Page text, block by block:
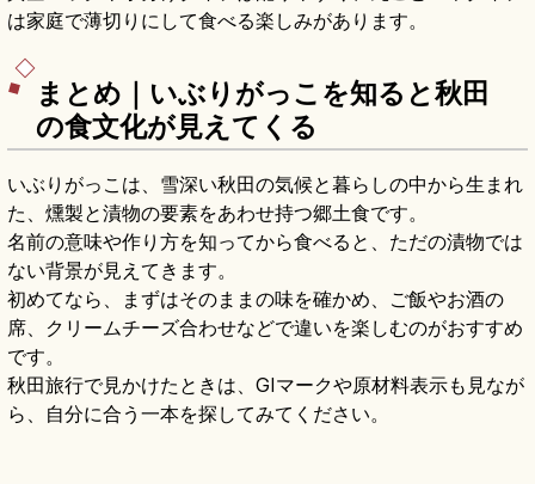
は家庭で薄切りにして食べる楽しみがあります。
まとめ｜いぶりがっこを知ると秋田
の食文化が見えてくる
いぶりがっこは、雪深い秋田の気候と暮らしの中から生まれ
た、燻製と漬物の要素をあわせ持つ郷土食です。
名前の意味や作り方を知ってから食べると、ただの漬物では
ない背景が見えてきます。
初めてなら、まずはそのままの味を確かめ、ご飯やお酒の
席、クリームチーズ合わせなどで違いを楽しむのがおすすめ
です。
秋田旅行で見かけたときは、GIマークや原材料表示も見なが
ら、自分に合う一本を探してみてください。